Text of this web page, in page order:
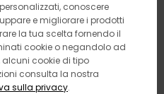
conoscere
e migliorare i prodotti
la tua scelta fornendo il
cookie o negandolo ad
cookie di tipo
consulta la nostra
sulla privacy.